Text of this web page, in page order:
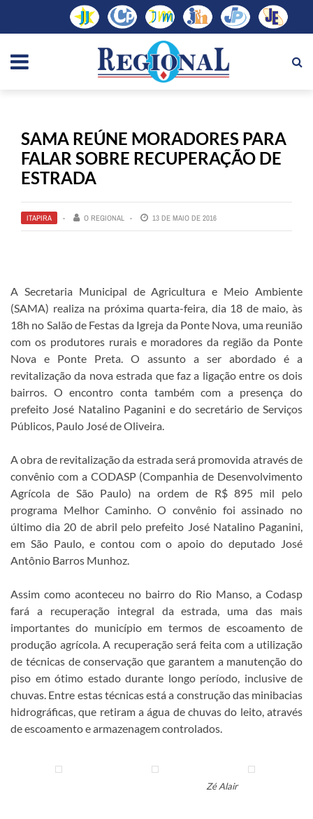
SAMA REÚNE MORADORES PARA
FALAR SOBRE RECUPERAÇÃO DE
ESTRADA
ITAPIRA O REGIONAL 13 DE MAIO DE 2016
A Secretaria Municipal de Agricultura e Meio Ambiente
(SAMA) realiza na próxima quarta-feira, dia 18 de maio, às
18h no Salão de Festas da Igreja da Ponte Nova, uma reunião
com os produtores rurais e moradores da região da Ponte
Nova e Ponte Preta. O assunto a ser abordado é a
revitalização da nova estrada que faz a ligação entre os dois
bairros. O encontro conta também com a presença do
prefeito José Natalino Paganini e do secretário de Serviços
Públicos, Paulo José de Oliveira.
A obra de revitalização da estrada será promovida através de
convênio com a CODASP (Companhia de Desenvolvimento
Agrícola de São Paulo) na ordem de R$ 895 mil pelo
programa Melhor Caminho. O convênio foi assinado no
último dia 20 de abril pelo prefeito José Natalino Paganini,
em São Paulo, e contou com o apoio do deputado José
Antônio Barros Munhoz.
Assim como aconteceu no bairro do Rio Manso, a Codasp
fará a recuperação integral da estrada, uma das mais
importantes do município em termos de escoamento de
produção agrícola. A recuperação será feita com a utilização
de técnicas de conservação que garantem a manutenção do
piso em ótimo estado durante longo período, inclusive de
chuvas. Entre estas técnicas está a construção das minibacias
hidrográficas, que retiram a água de chuvas do leito, através
de escoamento e armazenagem controlados.
Zé Alair